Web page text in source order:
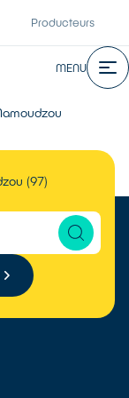
Producteurs
MENU
(97)